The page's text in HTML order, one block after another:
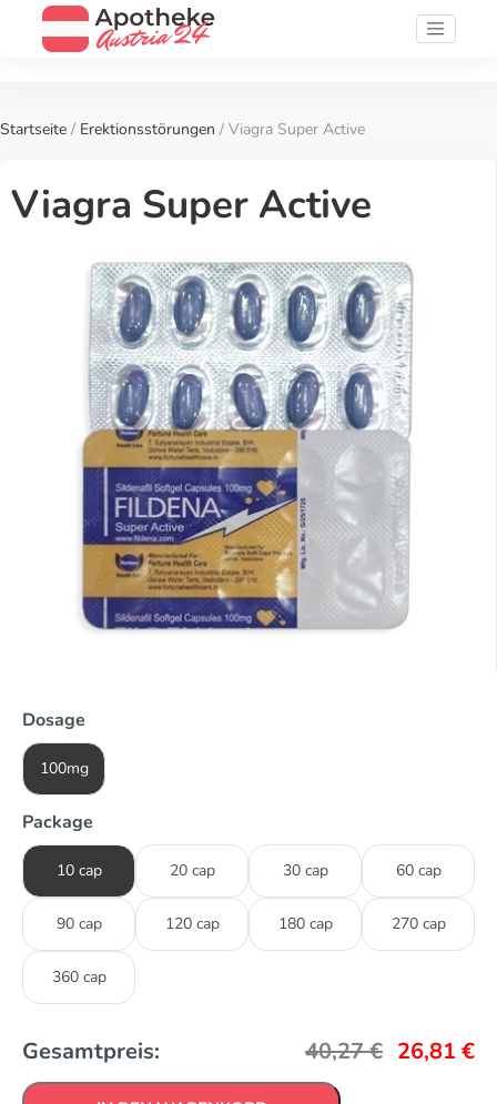
Startseite / Erektionsstörungen / Viagra Super Active
Viagra Super Active
Dosage
100mg
Package
10 cap 20 cap 30 cap 60 cap
90 cap 120 cap 180 cap 270 cap
360 cap
Gesamtpreis: 40,27€ 26,81 €